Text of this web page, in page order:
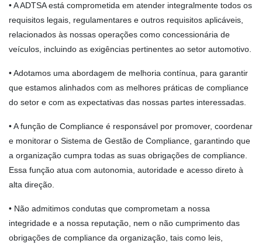
• A ADTSA está comprometida em atender integralmente todos os
requisitos legais, regulamentares e outros requisitos aplicáveis,
relacionados às nossas operações como concessionária de
veículos, incluindo as exigências pertinentes ao setor automotivo.
• Adotamos uma abordagem de melhoria contínua, para garantir
que estamos alinhados com as melhores práticas de compliance
do setor e com as expectativas das nossas partes interessadas.
• A função de Compliance é responsável por promover, coordenar
e monitorar o Sistema de Gestão de Compliance, garantindo que
a organização cumpra todas as suas obrigações de compliance.
Essa função atua com autonomia, autoridade e acesso direto à
alta direção.
• Não admitimos condutas que comprometam a nossa
integridade e a nossa reputação, nem o não cumprimento das
obrigações de compliance da organização, tais como leis,